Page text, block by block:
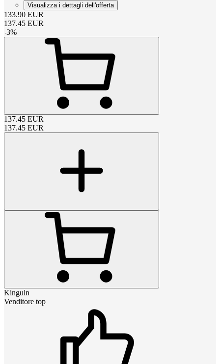
Visualizza i dettagli dell'offerta
133.90 EUR
137.45 EUR
-3%
137.45 EUR
137.45 EUR
Kinguin
Venditore top